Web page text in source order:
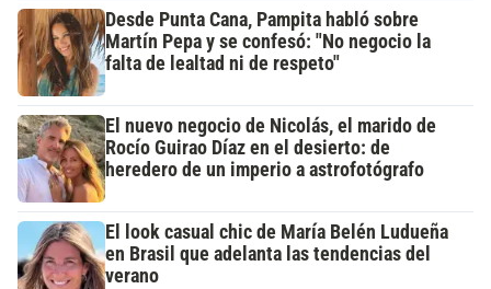
Desde Punta Cana, Pampita habló sobre
Martín Pepa y se confesó: "No negocio la
falta de lealtad ni de respeto"
El nuevo negocio de Nicolás, el marido de
Rocío Guirao Díaz en el desierto: de
heredero de un imperio a astrofotógrafo
El look casual chic de María Belén Ludueña
en Brasil que adelanta las tendencias del
verano